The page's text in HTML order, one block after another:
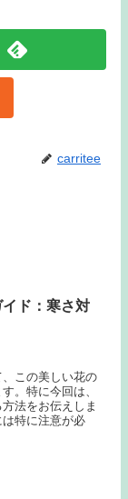
carritee
ド：寒さ対
この美しい花の
。特に今回は、
法をお伝えしま
特に注意が必